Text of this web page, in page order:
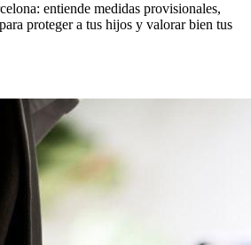
entiende medidas provisionales,
proteger a tus hijos y valorar bien tus